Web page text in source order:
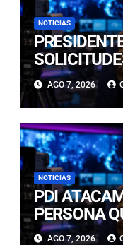
NOTICIAS
DE
VA A
AGO 7, 2026
NOTICIAS
PDI
PERSONA
DEAGO 7, 2026